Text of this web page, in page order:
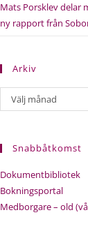
Mats Porsklev delar
ny rapport från
Arkiv
Arkiv
Välj månad
Snabbåtkomst
Dokumentbibliotek
Bokningsportal
Medborgare – old